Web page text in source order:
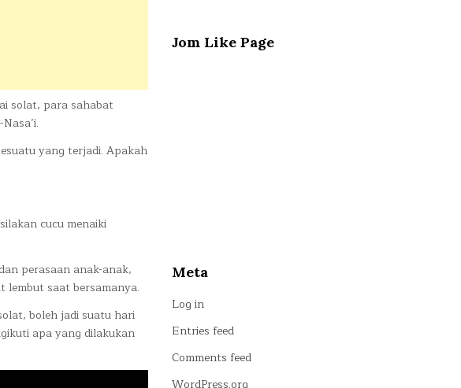
solat, para sahabat
yang terjadi. Apakah
cucu menaiki
perasaan anak-anak,
lembut saat bersamanya.
boleh jadi suatu hari
apa yang dilakukan
Jom Like Page
Meta
Log in
Entries feed
Comments feed
WordPress.org